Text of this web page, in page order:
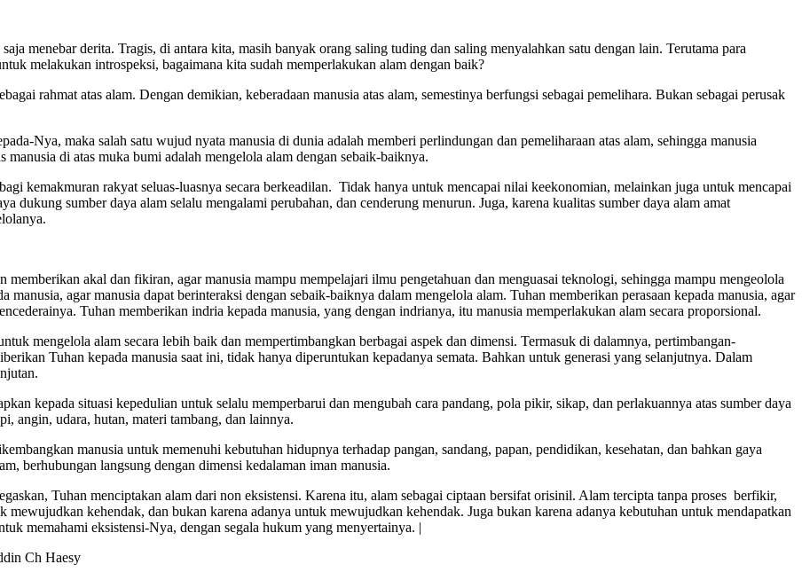
menebar derita. Tragis, di antara kita, masih banyak orang saling tuding dan saling menyalahkan satu dengan lain. Terutama para
melakukan introspeksi, bagaimana kita sudah memperlakukan alam dengan baik?
rahmat atas alam. Dengan demikian, keberadaan manusia atas alam, semestinya berfungsi sebagai pemelihara. Bukan sebagai perusak
Nya, maka salah satu wujud nyata manusia di dunia adalah memberi perlindungan dan pemeliharaan atas alam, se­hingga manusia
di atas muka bumi adalah mengelola alam dengan sebaik-baiknya.
kemakmuran rakyat se­luas-luasnya secara berkeadilan. Tidak hanya untuk me­ncapai nilai ke­ekonomian, melainkan juga untuk men­capai
dukung sumber daya alam se­lalu mengalami per­ubahan, dan cenderung menurun. Juga, karena kualitas sumber daya alam amat
akal dan fikiran, agar manusia mampu mempelajari ilmu pe­ngetahuan dan menguasai teknologi, sehingga mampu mengeolola
agar manusia dapat berinteraksi dengan sebaik-baiknya dalam mengelola alam. Tuhan memberikan perasaan kepada manusia, agar
Tuhan mem­berikan indria kepada manusia, yang dengan indrianya, itu manusia memperlakukan alam secara proporsional.
mengelola alam secara lebih baik dan mempertimbangkan berbagai aspek dan dimensi. Termasuk di dalamnya, per­timbangan-
Tuhan kepada manusia saat ini, tidak hanya diperuntukan kepadanya semata. Bahkan untuk generasi yang selanjutnya. Dalam
kepada situasi ke­pedulian untuk selalu memperbarui dan mengubah cara pandang, pola pikir, sikap, dan perlakuannya atas sumber daya
angin, udara, hutan, materi tambang, dan lainnya.
manusia untuk me­menuhi kebutuhan hidupnya terhadap pangan, sandang, papan, pendidikan, kesehatan, dan bahkan gaya
ber­hubungan langsung dengan dimensi ke­dalaman iman manusia.
Tuhan menciptakan alam dari non eksistensi. Karena itu, alam sebagai ciptaan bersifat ori­sinil. Alam tercipta tanpa proses berfikir,
ke­hendak, dan bukan karena adanya untuk mewujud­kan kehendak. Juga bukan karena adanya ke­butuhan untuk mendapatkan
me­mahami eksistensi-Nya, dengan segala hukum yang me­nyertainya. |
Ch Haesy